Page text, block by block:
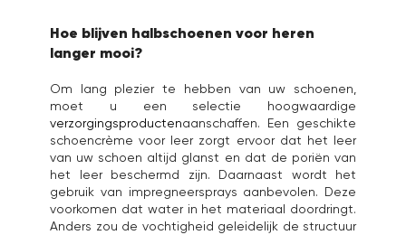
Hoe blijven halbschoenen voor heren
langer mooi?
Om lang plezier te hebben van uw schoenen,
moet u een selectie hoogwaardige
verzorgingsproductenaanschaffen. Een geschikte
schoencrème voor leer zorgt ervoor dat het leer
van uw schoen altijd glanst en dat de poriën van
het leer beschermd zijn. Daarnaast wordt het
gebruik van impregneersprays aanbevolen. Deze
voorkomen dat water in het materiaal doordringt.
Anders zou de vochtigheid geleidelijk de structuur